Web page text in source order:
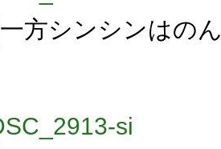
一方シンシンはの